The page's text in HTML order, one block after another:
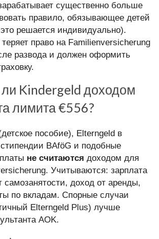
существенно больше
правило, обязывающее детей
решается индивидуально).
право на Familienversicherung
развода и должен оформить
Kindergeld доходом
лимита €556?
пособие), Elterngeld в
BAföG и подобные
не считаются доходом для
Учитываются: зарплата
самозанятости, доход от аренды,
по вкладам. Спорные случаи
Elterngeld Plus) лучше
AOK.